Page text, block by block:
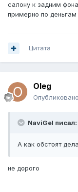
салону к задним
примерно по
Цитата
Oleg
NaviGel писал:
А как обстоят
не дорого